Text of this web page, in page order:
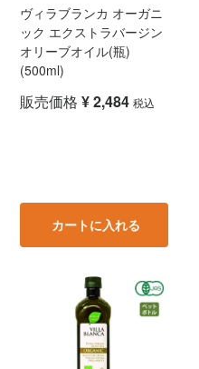
ヴィラブランカ オーガニ
ック エクストラバージン
オリーブオイル(瓶)
(500ml)
販売価格 ¥2,484 税込
カートに入れる